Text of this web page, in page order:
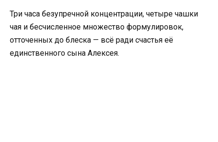
Три часа безупречной концентрации, четыре чашки
чая и бесчисленное множество формулировок,
отточенных до блеска — всё ради счастья её
единственного сына Алексея.